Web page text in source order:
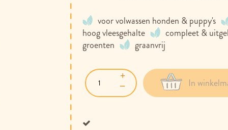
voor volwassen honden & puppy's
hoog vleesgehalte
compleet &
groenten
graanvrij
In